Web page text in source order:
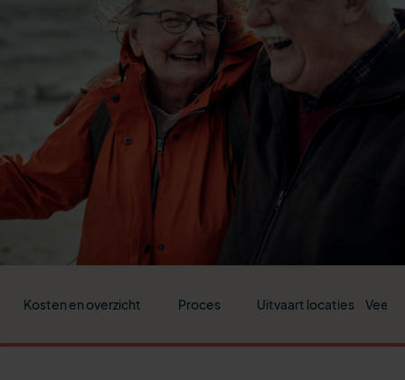
Kosten en overzicht Proces Uitvaart locaties